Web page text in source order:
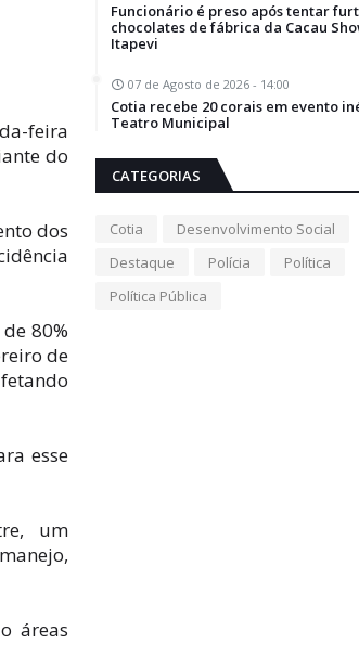
feira
do
dos
80%
de
esse
um
áreas
Funcionário é preso após tentar
chocolates de fábrica da Cacau
Itapevi
07 de Agosto de 2026 - 14:00
Cotia recebe 20 corais em evento
Teatro Municipal
CATEGORIAS
Cotia
Desenvolvimento Social
Destaque
Polícia
Política
Política Pública